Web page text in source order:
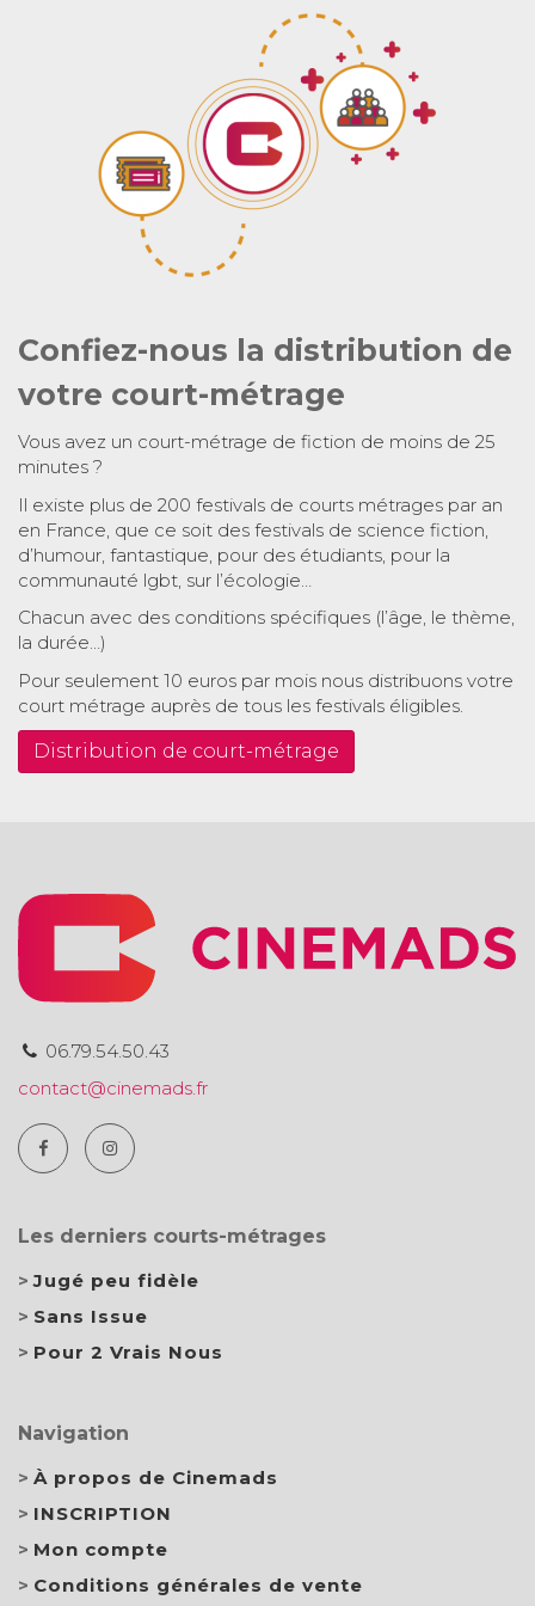
Confiez-nous la distribution de
votre court-métrage
Vous avez un court-métrage de fiction de moins de 25
minutes ?
Il existe plus de 200 festivals de courts métrages par an
en France, que ce soit des festivals de science fiction,
d’humour, fantastique, pour des étudiants, pour la
communauté lgbt, sur l’écologie…
Chacun avec des conditions spécifiques (l’âge, le thème,
la durée…)
Pour seulement 10 euros par mois nous distribuons votre
court métrage auprès de tous les festivals éligibles.
Distribution de court-métrage
06.79.54.50.43
contact@cinemads.fr
Les derniers courts-métrages
Jugé peu fidèle
Sans Issue
Pour 2 Vrais Nous
Navigation
À propos de Cinemads
INSCRIPTION
Mon compte
Conditions générales de vente